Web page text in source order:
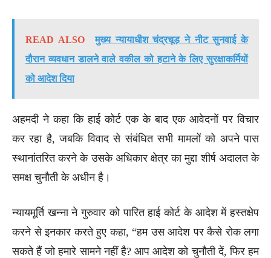
READ ALSO
मुख्य न्यायाधीश चंद्रचूड़ ने नीट सुनवाई के
दौरान व्यवधान डालने वाले वकील को हटाने के लिए सुरक्षाकर्मियों
को आदेश दिया
अहमदी ने कहा कि हाई कोर्ट एक के बाद एक आवेदनों पर विचार
कर रहा है, जबकि विवाद से संबंधित सभी मामलों को अपने पास
स्थानांतरित करने के उसके अधिकार क्षेत्र का मुद्दा शीर्ष अदालत के
समक्ष चुनौती के अधीन है।
न्यायमूर्ति खन्ना ने गुरुवार को पारित हाई कोर्ट के आदेश में हस्तक्षेप
करने से इनकार करते हुए कहा, “हम उस आदेश पर कैसे रोक लगा
सकते हैं जो हमारे सामने नहीं है? आप आदेश को चुनौती दें, फिर हम